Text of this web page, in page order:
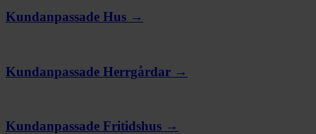
Kundanpassade Hus →
Kundanpassade Herrgårdar →
Kundanpassade Fritidshus →